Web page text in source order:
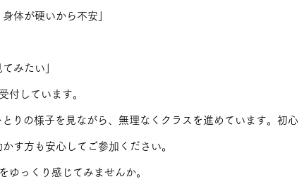
体が硬いから不安」
みたい」
付しています。
りの様子を見ながら、無理なくクラスを進めています。初心
す方も安心してご参加ください。
ゆっくり感じてみませんか。